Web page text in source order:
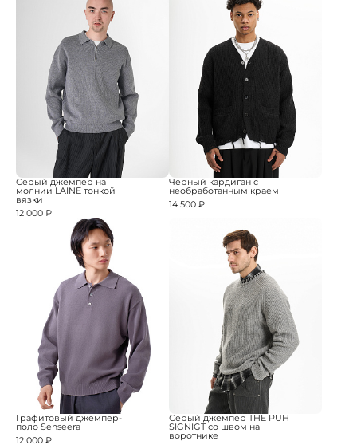
Серый джемпер на
молнии LAINE тонкой
вязки
12 000 ₽
Черный кардиган с
необработанным краем
14 500 ₽
Графитовый джемпер-
поло Senseera
12 000 ₽
Серый джемпер THE PUH
SIGNIGT со швом на
воротнике